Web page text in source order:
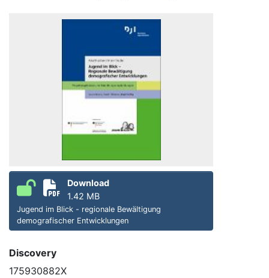
Download
1.42 MB
Jugend im Blick - regionale Bewältigung
demografischer Entwicklungen
Discovery
175930882X